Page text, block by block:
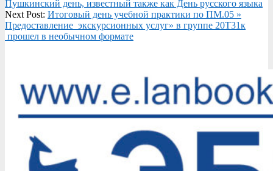
06-
07
Пушкинский день, известный также как День русского языка
Next Post: Итоговый день учебной практики по ПМ.05 »
Предоставление экскурсионных услуг» в группе 20Т31к
прошел в необычном формате